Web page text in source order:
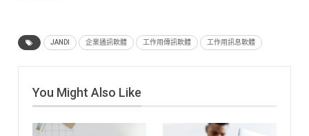
JANDI 企業通訊軟體 工作用傳訊軟體 工作用訊息軟體
You Might Also Like